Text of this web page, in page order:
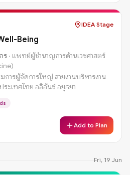
IDEA Stage
Being
ร · แพทย์ผู้ชำนาญการด้านเวชศาสตร์
การผู้จัดการใหญ่ สายงานบริหารงาน
ระเทศไทย อลิอันซ์ อยุธยา
Add to Plan
Fri, 19 Jun